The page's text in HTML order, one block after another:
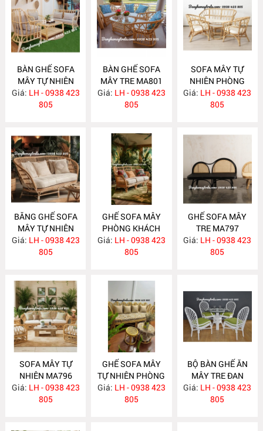
BÀN GHẾ SOFA
MÂY TỰ NHIÊN
PHÒNG KHÁCH
MA811
Giá: LH - 0938 423
805
BÀN GHẾ SOFA
MÂY TRE MA801
Giá: LH - 0938 423
805
SOFA MÂY TỰ
NHIÊN PHÒNG
KHÁCH MA800
Giá: LH - 0938 423
805
BĂNG GHẾ SOFA
MÂY TỰ NHIÊN
PHÒNG KHÁCH
MA799
Giá: LH - 0938 423
805
GHẾ SOFA MÂY
PHÒNG KHÁCH
MA798
Giá: LH - 0938 423
805
GHẾ SOFA MÂY
TRE MA797
Giá: LH - 0938 423
805
SOFA MÂY TỰ
NHIÊN MA796
Giá: LH - 0938 423
805
GHẾ SOFA MÂY
TỰ NHIÊN PHÒNG
KHÁCH MA795
Giá: LH - 0938 423
805
BỘ BÀN GHẾ ĂN
MÂY TRE ĐAN
MA784
Giá: LH - 0938 423
805